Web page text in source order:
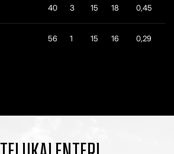
40 3 15 18 0,45
56 1 15 16 0,29